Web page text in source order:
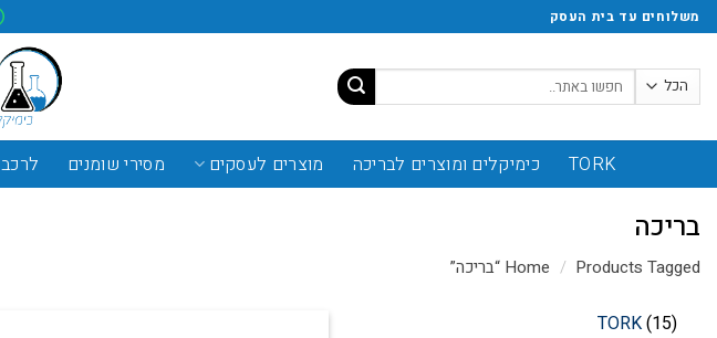
משלוחים עד בית העסק
TORK כימיקלים ומוצרים לבריכה מוצרים לעסקים מסירי שומנים לרכב
בריכה
Home / Products Tagged “בריכה”
TORK 15